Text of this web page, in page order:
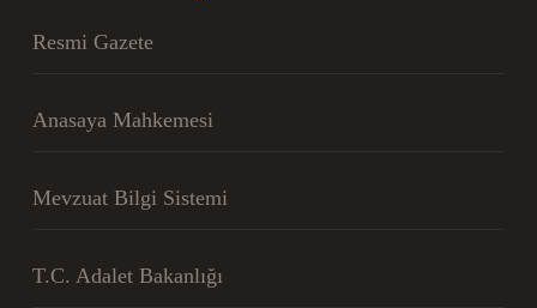
Resmi Gazete
Anasaya Mahkemesi
Mevzuat Bilgi Sistemi
T.C. Adalet Bakanlığı